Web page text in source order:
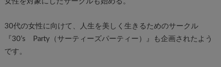
30代の女性に向けて、人生を美しく生きるためのサークル
『30’s Party（サーティーズパーティー）』も企画されたよう
です。